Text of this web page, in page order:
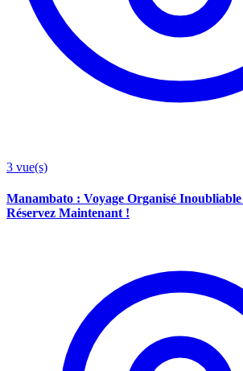
3 vue(s)
Manambato : Voyage Organisé
Réservez Maintenant !